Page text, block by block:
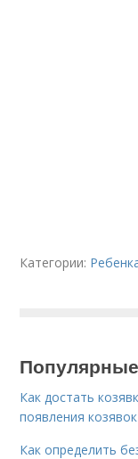
Категории:
Как достать
появления
Как определить